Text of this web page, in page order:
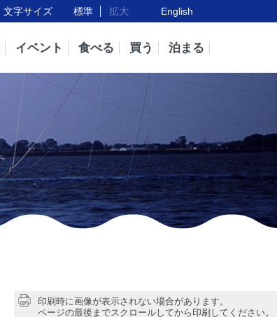
文字サイズ 標準 拡大 English
イベント 食べる 買う 泊まる
印刷時に画像が表示されない場合があります。
ページの最後までスクロールしてから印刷してください。